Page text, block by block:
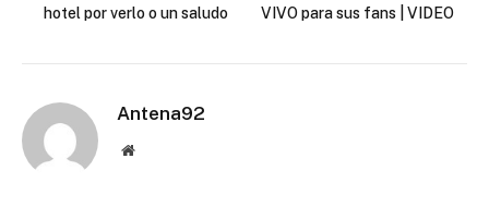
hotel por verlo o un saludo
VIVO para sus fans | VIDEO
Antena92
Website